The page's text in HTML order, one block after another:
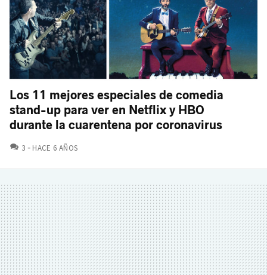
Los 11 mejores especiales de comedia
stand-up para ver en Netflix y HBO
durante la cuarentena por coronavirus
3 COMENTARIOS
HACE 6 AÑOS